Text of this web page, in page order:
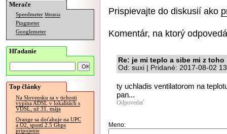
Merače
Speedmeter Merania
Pingmeter
Googlemeter
Hľadanie
Top články
Na Slovensku sa v tichosti
vypína ADSL v lokalitách s
VDSL, už 31. mája
Orange sa doťahuje na UPC
a O2, spustí 2.5 Gbps
pripojenie
Prispievajte do diskusií ako
Komentár, na ktorý
Re: je mi teplo a sibe mi z toho
Od: suxi | Pridané: 2017-08-02
ty uchladis ventilatorom na
pan...
Odpovedať
Meno: